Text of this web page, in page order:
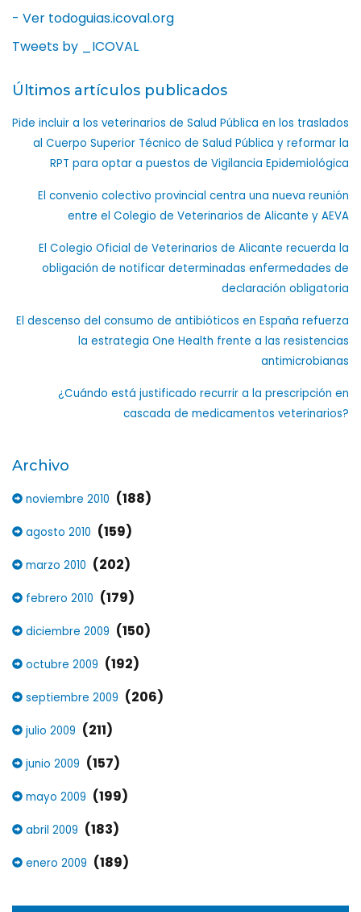
- Ver todoguias.icoval.org
Tweets by _ICOVAL
Últimos artículos publicados
Pide incluir a los veterinarios de Salud Pública en los traslados
al Cuerpo Superior Técnico de Salud Pública y reformar la
RPT para optar a puestos de Vigilancia Epidemiológica
El convenio colectivo provincial centra una nueva reunión
entre el Colegio de Veterinarios de Alicante y AEVA
El Colegio Oficial de Veterinarios de Alicante recuerda la
obligación de notificar determinadas enfermedades de
declaración obligatoria
El descenso del consumo de antibióticos en España refuerza
la estrategia One Health frente a las resistencias
antimicrobianas
¿Cuándo está justificado recurrir a la prescripción en
cascada de medicamentos veterinarios?
Archivo
noviembre 2010 (188)
agosto 2010 (159)
marzo 2010 (202)
febrero 2010 (179)
diciembre 2009 (150)
octubre 2009 (192)
septiembre 2009 (206)
julio 2009 (211)
junio 2009 (157)
mayo 2009 (199)
abril 2009 (183)
enero 2009 (189)